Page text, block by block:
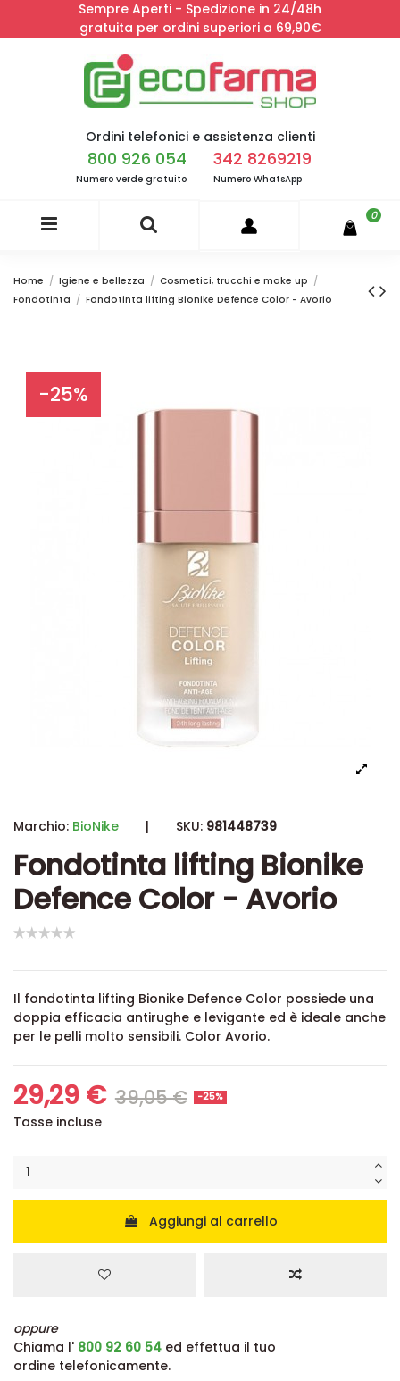
Sempre Aperti - Spedizione in 24/48h
gratuita per ordini superiori a 69,90€
Ordini telefonici e assistenza clienti
800 926 054
Numero verde gratuito
342 8269219
Numero WhatsApp
0
Home Igiene e bellezza
Cosmetici, trucchi e make up
Fondotinta
Fondotinta lifting Bionike Defence Color - Avorio
-25%
Marchio: BioNike | SKU: 981448739
Fondotinta lifting Bionike
Defence Color - Avorio
Il fondotinta lifting Bionike Defence Color possiede una
doppia efficacia antirughe e levigante ed è ideale anche
per le pelli molto sensibili. Color Avorio.
29,29 € 39,05 € -25%
Tasse incluse
Aggiungi al carrello
oppure
Chiama l' 800 92 60 54 ed effettua il tuo
ordine telefonicamente.